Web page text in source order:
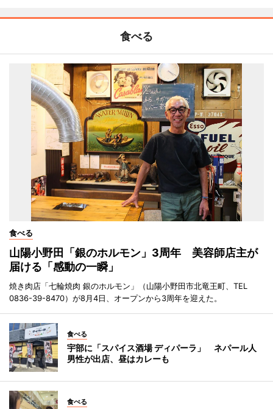
食べる
食べる
山陽小野田「銀のホルモン」3周年 美容師店主が
届ける「感動の一瞬」
焼き肉店「七輪焼肉 銀のホルモン」（山陽小野田市北竜王町、TEL
0836-39-8470）が8月4日、オープンから3周年を迎えた。
食べる
宇部に「スパイス酒場 ディパーラ」 ネパール人
男性が出店、昼はカレーも
食べる